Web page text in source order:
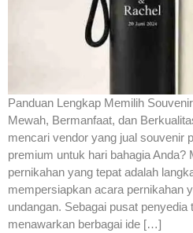
Panduan Lengkap Memilih
Mewah, Bermanfaat, dan
mencari vendor yang jual souvenir
premium untuk hari bahagia
pernikahan yang tepat adalah
mempersiapkan acara pernikahan
undangan. Sebagai pusat
menawarkan berbagai ide […]